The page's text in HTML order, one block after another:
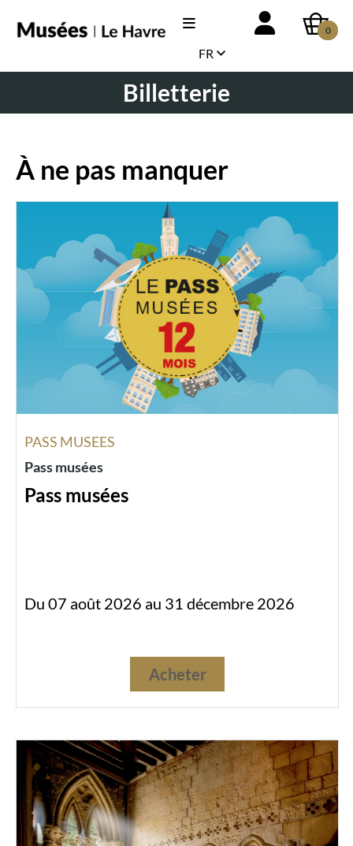
0
FR
Billetterie
À ne pas manquer
PASS MUSEES
Pass musées
Pass musées
Du 07 août 2026 au 31 décembre 2026
Acheter